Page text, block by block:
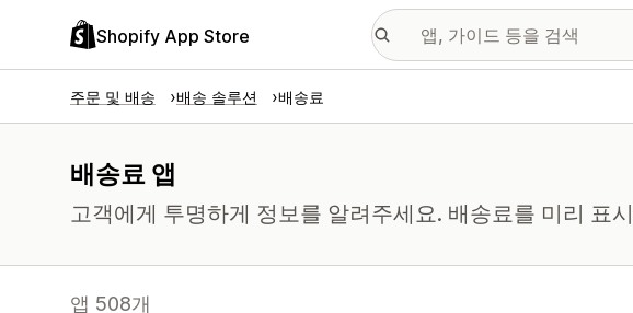
Shopify App Store
주문 및 배송 배송 솔루션 배송료
배송료 앱
고객에게 투명하게 정보를 알려주세요. 배송료를 미리 표
앱 508개